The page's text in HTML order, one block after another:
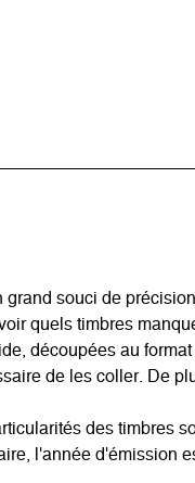
souci de
quels timbres
découpées au
de les coller. De
des timbres
l'année d'émission